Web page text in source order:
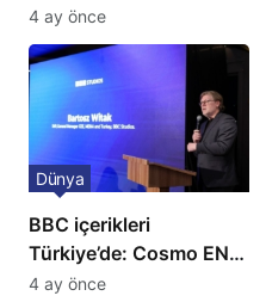
Ulaşımda Yeni
Düzenleme
4 ay önce
BBC içerikleri
Türkiye’de: Cosmo EN
ve BBC Player yayında
Dünya
4 ay önce